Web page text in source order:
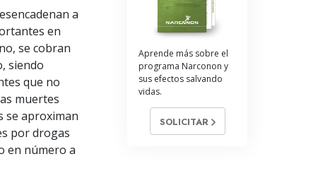
a
en
se cobran
siendo
que no
muertes
se aproximan
por drogas
en número a
Aprende más sobre el
programa Narconon y
sus efectos salvando
vidas.
SOLICITAR